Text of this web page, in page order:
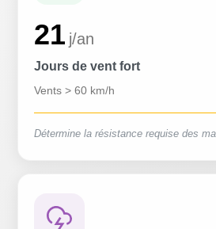
21 j/an
Jours de vent fort
Vents > 60 km/h
Détermine la résistance requise des